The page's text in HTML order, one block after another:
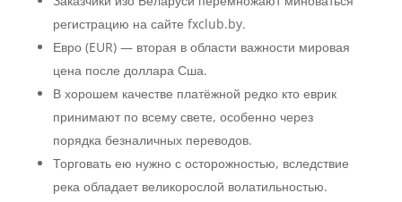
регистрацию на сайте fxclub.by.
Евро (EUR) — вторая в области важности мировая
цена после доллара Сша.
В хорошем качестве платёжной редко кто еврик
принимают по всему свете, особенно через
порядка безналичных переводов.
Торговать ею нужно с осторожностью, вследствие
река обладает великорослой волатильностью.